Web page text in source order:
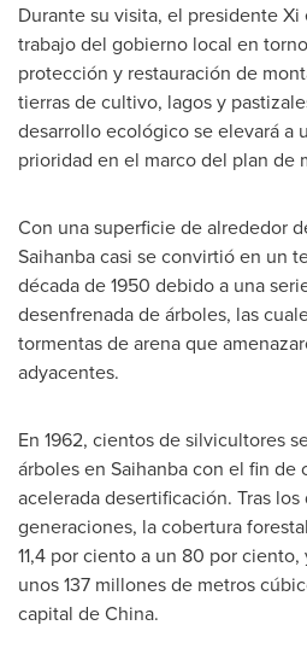
Durante su visita, el presidente
trabajo del gobierno local en
protección y restauración de
tierras de cultivo, lagos y
desarrollo ecológico se elevará a
prioridad en el marco del plan de
Con una superficie de alrededor
Saihanba casi se convirtió en un
década de 1950 debido a una
desenfrenada de árboles, las
tormentas de arena que
adyacentes.
En 1962, cientos de silvicultores
árboles en Saihanba con el fin de
acelerada desertificación. Tras
generaciones, la cobertura
11,4 por ciento a un 80 por
unos 137 millones de metros
capital deChina.